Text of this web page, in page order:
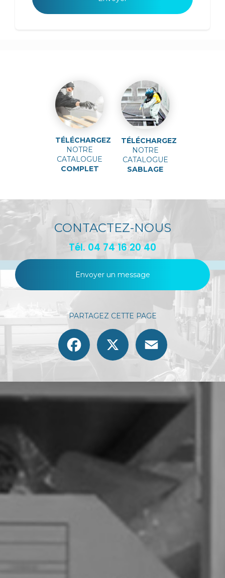
TÉLÉCHARGEZ
NOTRE
CATALOGUE
COMPLET
TÉLÉCHARGEZ
NOTRE
CATALOGUE
SABLAGE
CONTACTEZ-NOUS
Tél. 04 74 16 20 40
Envoyer un message
PARTAGEZ CETTE PAGE
Facebook